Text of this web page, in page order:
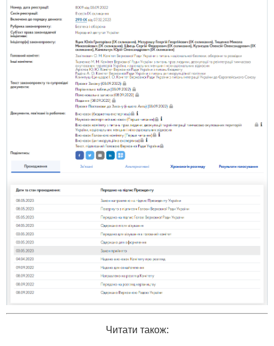
Читати також: